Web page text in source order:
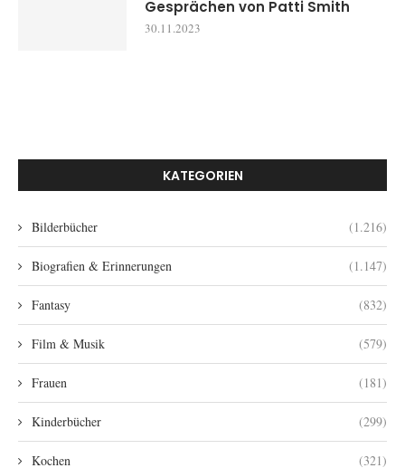
Gesprächen von Patti Smith
30.11.2023
KATEGORIEN
Bilderbücher (1.216)
Biografien & Erinnerungen (1.147)
Fantasy (832)
Film & Musik (579)
Frauen (181)
Kinderbücher (299)
Kochen (321)